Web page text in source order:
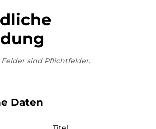
sind Pflichtfelder.
Daten